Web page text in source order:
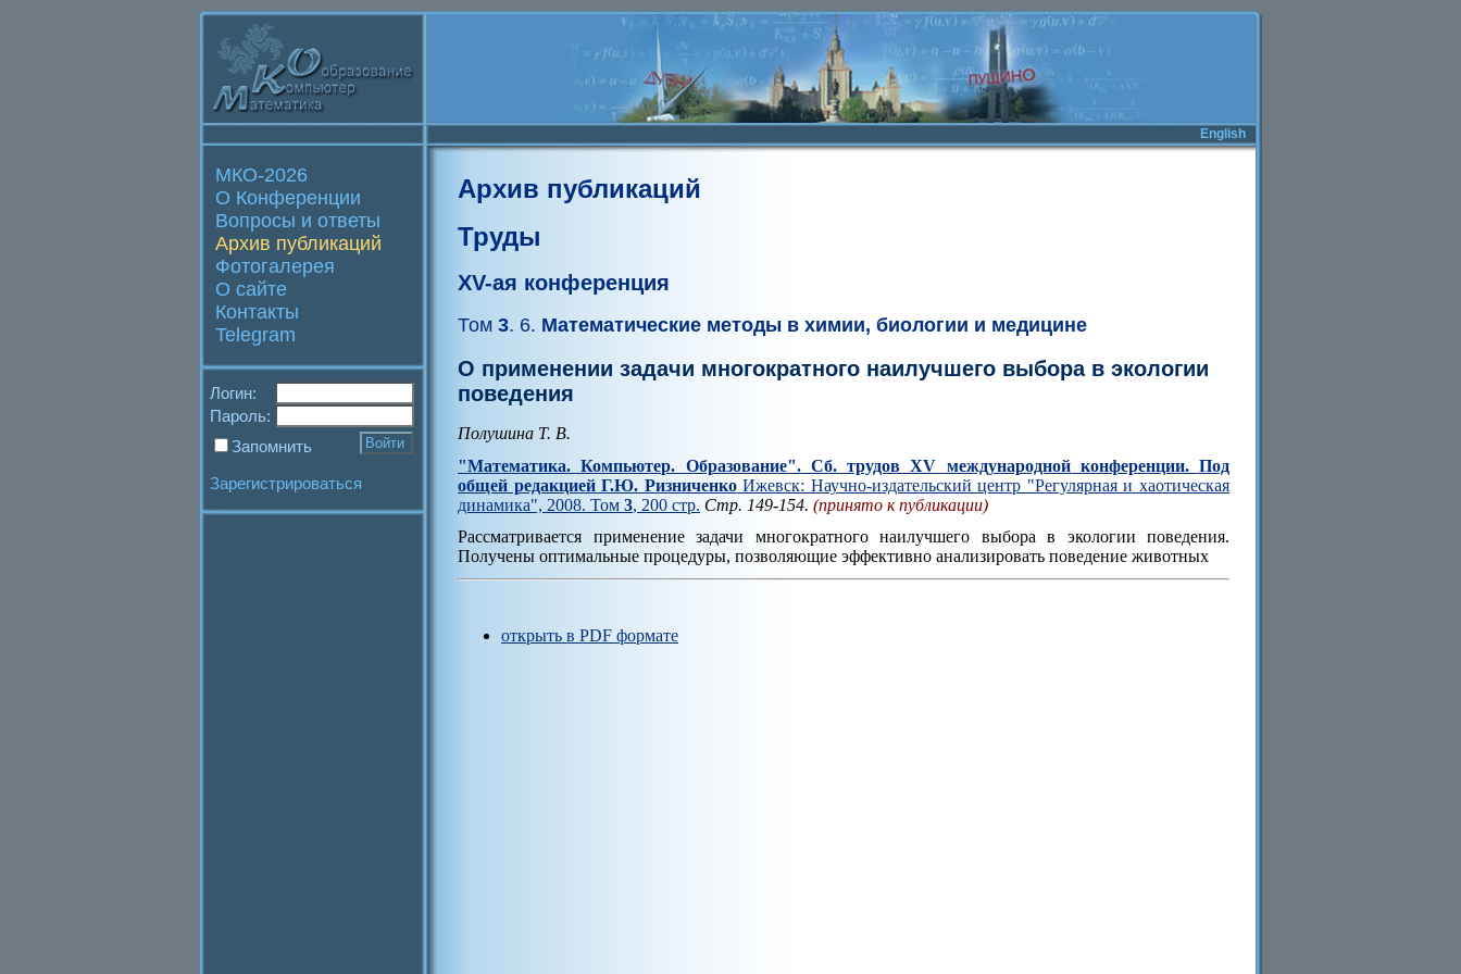
English
МКО-2026
О Конференции
Вопросы и ответы
Архив публикаций
Фотогалерея
О сайте
Контакты
Telegram
Логин:
Пароль:
Запомнить
Зарегистрироваться
Архив публикаций
Труды
XV-ая конференция
Том 3. 6. Математические методы в химии, биологии и медицине
О применении задачи многократного наилучшего выбора в экологии
поведения
Полушина Т. В.
"Математика. Компьютер. Образование". Cб. трудов XV международной конференции. Под
общей редакцией Г.Ю. РизниченкоИжевск: Научно-издательский центр "Регулярная и хаотическая
динамика", 2008. Том 3, 200 стр. Стр. 149-154. (принято к публикации)
Рассматривается применение задачи многократного наилучшего выбора в экологии поведения.
Получены оптимальные процедуры, позволяющие эффективно анализировать поведение животных
открыть в PDF формате